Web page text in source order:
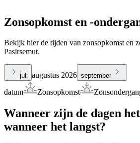
Zonsopkomst en -
Bekijk hier de tijden van zonsopkomst en
Pasirsemut.
juli augustus 2026 september
datum Zonsopkomst
Wanneer zijn de dagen
wanneer het langst?